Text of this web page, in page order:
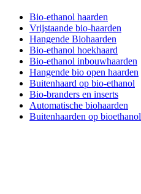
Bio-ethanol haarden
Vrijstaande bio-haarden
Hangende Biohaarden
Bio-ethanol hoekhaard
Bio-ethanol inbouwhaarden
Hangende bio open haarden
Buitenhaard op bio-ethanol
Bio-branders en inserts
Automatische biohaarden
Buitenhaarden op bioethanol